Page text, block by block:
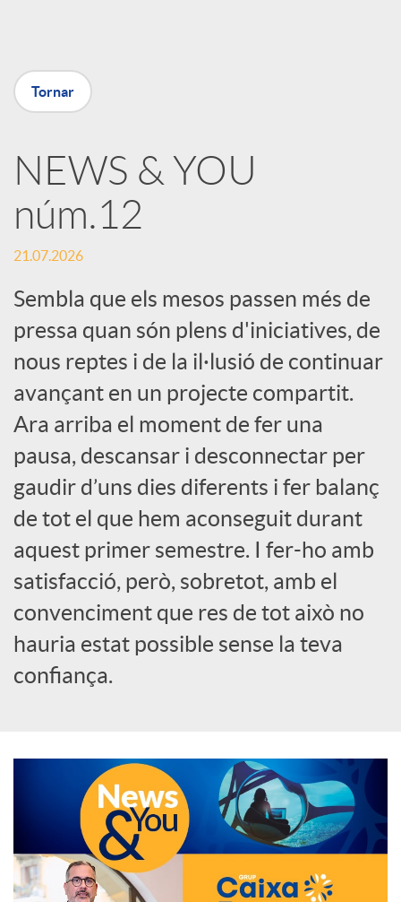
a
a
r
x
e
s
S
o
c
i
l
s
Tornar
NEWS & YOU
núm.12
21.07.2026
Sembla que els mesos passen més de
pressa quan són plens d'iniciatives, de
nous reptes i de la il·lusió de continuar
avançant en un projecte compartit.
Ara arriba el moment de fer una
pausa, descansar i desconnectar per
gaudir d’uns dies diferents i fer balanç
de tot el que hem aconseguit durant
aquest primer semestre. I fer-ho amb
satisfacció, però, sobretot, amb el
convenciment que res de tot això no
hauria estat possible sense la teva
confiança.